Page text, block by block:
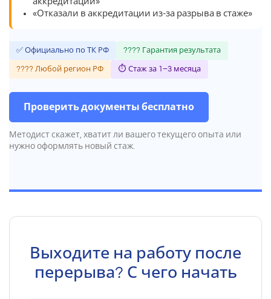
«Отказали в аккредитации из-за разрыва в стаже»
✅ Официально по ТК РФ ???? Гарантия результата
???? Любой регион РФ ⏱ Стаж за 1–3 месяца
Проверить документы бесплатно
Методист скажет, хватит ли вашего текущего опыта или
нужно оформлять новый стаж.
Выходите на работу после
перерыва? С чего начать